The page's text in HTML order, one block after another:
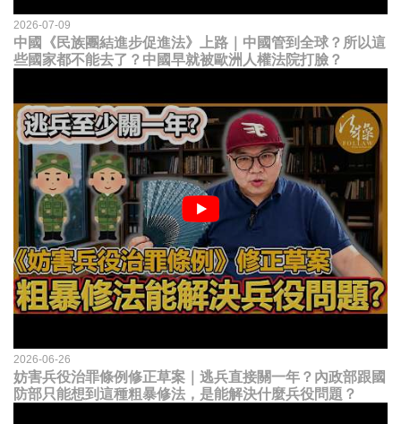
2026-07-09
中國《民族團結進步促進法》上路｜中國管到全球？所以這
些國家都不能去了？中國早就被歐洲人權法院打臉？
2026-06-26
妨害兵役治罪條例修正草案｜逃兵直接關一年？內政部跟國
防部只能想到這種粗暴修法，是能解決什麼兵役問題？